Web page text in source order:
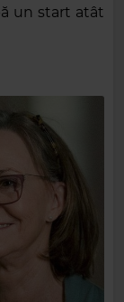
un start atât